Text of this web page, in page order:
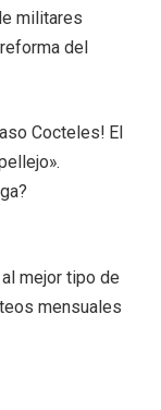
militares
del
Cocteles! El
mejor tipo de
mensuales